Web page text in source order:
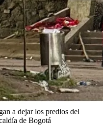
a dejar los predios del
de Bogotá